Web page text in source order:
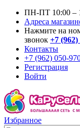
ПН-ПТ 10:00 –
Адреса
Нажмите на
звонок +7 (962)
Контакты
+7 (962) 050-
Регистрация
Войти
Избранное